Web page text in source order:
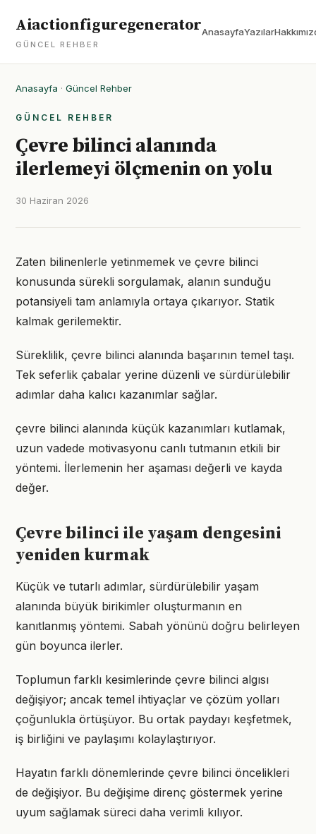
Aiactionfiguregenerator
GÜNCEL REHBER
AnasayfaYazılar
Anasayfa · Güncel Rehber
GÜNCEL REHBER
Çevre bilinci alanında
ilerlemeyi ölçmenin on yolu
30 Haziran 2026
Zaten bilinenlerle yetinmemek ve çevre bilinci
konusunda sürekli sorgulamak, alanın sunduğu
potansiyeli tam anlamıyla ortaya çıkarıyor. Statik
kalmak gerilemektir.
Süreklilik, çevre bilinci alanında başarının temel taşı.
Tek seferlik çabalar yerine düzenli ve sürdürülebilir
adımlar daha kalıcı kazanımlar sağlar.
çevre bilinci alanında küçük kazanımları kutlamak,
uzun vadede motivasyonu canlı tutmanın etkili bir
yöntemi. İlerlemenin her aşaması değerli ve kayda
değer.
Çevre bilinci ile yaşam dengesini
yeniden kurmak
Küçük ve tutarlı adımlar, sürdürülebilir yaşam
alanında büyük birikimler oluşturmanın en
kanıtlanmış yöntemi. Sabah yönünü doğru belirleyen
gün boyunca ilerler.
Toplumun farklı kesimlerinde çevre bilinci algısı
değişiyor; ancak temel ihtiyaçlar ve çözüm yolları
çoğunlukla örtüşüyor. Bu ortak paydayı keşfetmek,
iş birliğini ve paylaşımı kolaylaştırıyor.
Hayatın farklı dönemlerinde çevre bilinci öncelikleri
de değişiyor. Bu değişime direnç göstermek yerine
uyum sağlamak süreci daha verimli kılıyor.